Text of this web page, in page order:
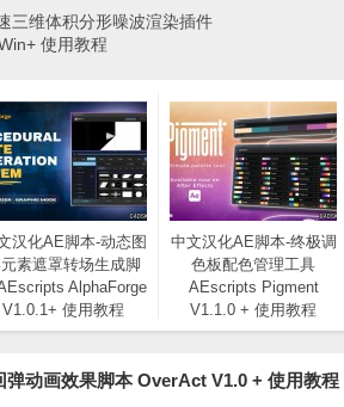
三维体积分形噪波渲染插件
使用教程
汉化AE脚本-动态图
素遮罩转场生成脚
AlphaForge
V1.0.1+ 使用教程
中文汉化AE脚本-终极调
色板配色管理工具
AEscripts Pigment
V1.1.0 + 使用教程
动画效果脚本 OverAct V1.0 + 使用教程